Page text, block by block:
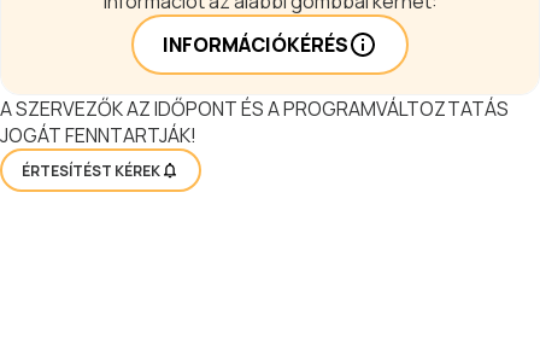
INFORMÁCIÓKÉRÉS
A SZERVEZŐK AZ IDŐPONT ÉS A PROGRAMVÁLTOZTATÁS
JOGÁT FENNTARTJÁK!
ÉRTESÍTÉST KÉREK